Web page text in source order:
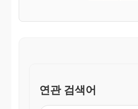
연관 검색어